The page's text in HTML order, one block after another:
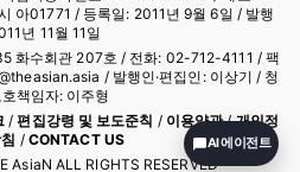
아01771 / 등록일: 2011년 9월 6일 / 발행
년 11월 11일
화수회관 207호 / 전화: 02-712-4111 / 팩
/ 발행인·편집인: 이상기 / 청
책임자: 이주형
/편집강령 및 보도준칙 / 이용약관/개인정
/ CONTACT US
AsiaN ALL RIGHTS RESERVED
AI 에이전트